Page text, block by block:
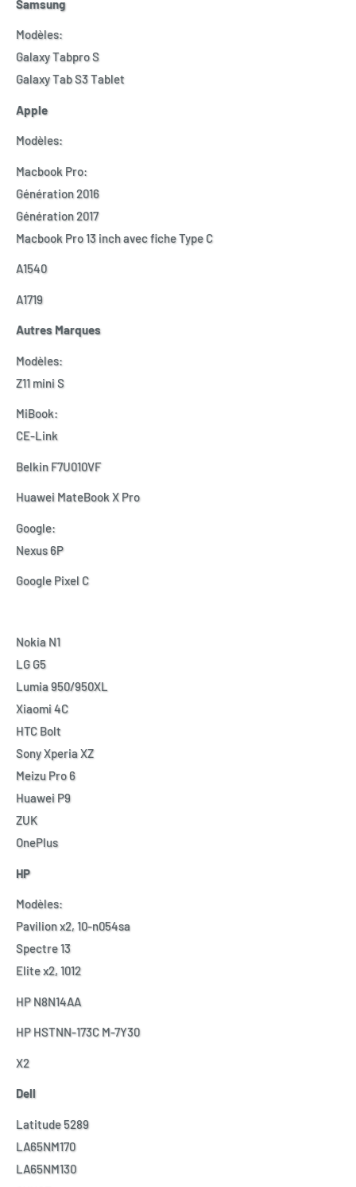
Samsung
Modèles:
Galaxy Tabpro S
Galaxy Tab S3 Tablet
Apple
Modèles:
Macbook Pro:
Génération 2016
Génération 2017
Macbook Pro 13 inch avec fiche Type C
A1540
A1719
Autres Marques
Modèles:
Z11 mini S
MiBook:
CE-Link
Belkin F7U010VF
Huawei MateBook X Pro
Google:
Nexus 6P
Google Pixel C
Nokia N1
LG G5
Lumia 950/950XL
Xiaomi 4C
HTC Bolt
Sony Xperia XZ
Meizu Pro 6
Huawei P9
ZUK
OnePlus
HP
Modèles:
Pavilion x2, 10-n054sa
Spectre 13
Elite x2, 1012
HP N8N14AA
HP HSTNN-173C M-7Y30
X2
Dell
Latitude 5289
LA65NM170
LA65NM130